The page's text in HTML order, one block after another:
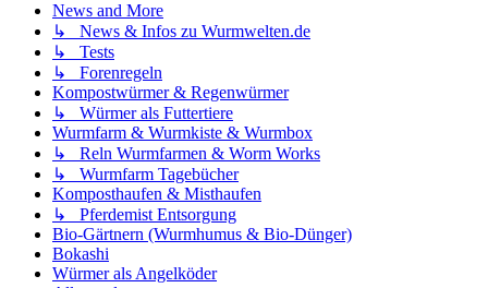
News and More
↳ News & Infos zu Wurmwelten.de
↳ Tests
↳ Forenregeln
Kompostwürmer & Regenwürmer
↳ Würmer als Futtertiere
Wurmfarm & Wurmkiste & Wurmbox
↳ Reln Wurmfarmen & Worm Works
↳ Wurmfarm Tagebücher
Komposthaufen & Misthaufen
↳ Pferdemist Entsorgung
Bio-Gärtnern (Wurmhumus & Bio-Dünger)
Bokashi
Würmer als Angelköder